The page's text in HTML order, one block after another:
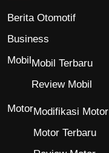
Berita Otomotif
Business
MobilMobil Terbaru
Review Mobil
MotorModifikasi Motor
Motor Terbaru